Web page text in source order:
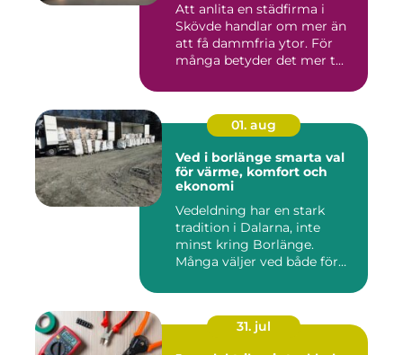
Att anlita en städfirma i
Skövde handlar om mer än
att få dammfria ytor. För
många betyder det mer t...
01. aug
Ved i borlänge smarta val
för värme, komfort och
ekonomi
Vedeldning har en stark
tradition i Dalarna, inte
minst kring Borlänge.
Många väljer ved både för
31. jul